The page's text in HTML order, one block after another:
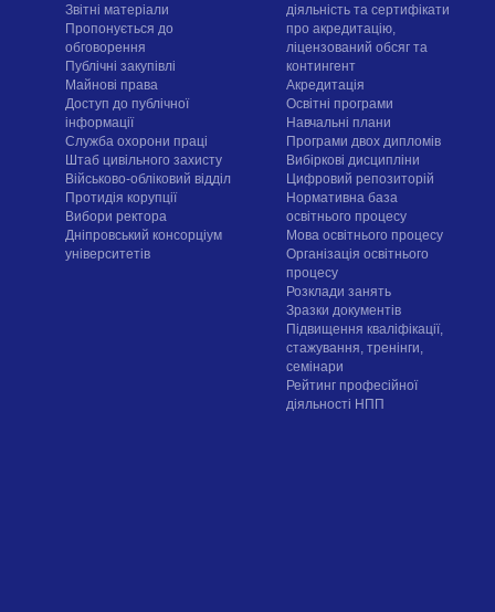
Звітні матеріали
Пропонується до
обговорення
Публічні закупівлі
Майнові права
Доступ до публічної
інформації
Служба охорони праці
Штаб цивільного захисту
Військово-обліковий відділ
Протидія корупції
Вибори ректора
Дніпровський консорціум
університетів
діяльність та сертифікати
про акредитацію,
ліцензований обсяг та
контингент
Акредитація
Освітні програми
Навчальні плани
Програми двох дипломів
Вибіркові дисципліни
Цифровий репозиторій
Нормативна база
освітнього процесу
Мова освітнього процесу
Організація освітнього
процесу
Розклади занять
Зразки документів
Підвищення кваліфікації,
стажування, тренінги,
семінари
Рейтинг професійної
діяльності НПП